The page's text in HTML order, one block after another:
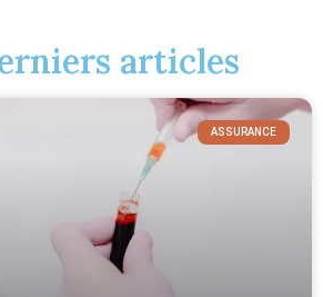
articles
ASSURANCE